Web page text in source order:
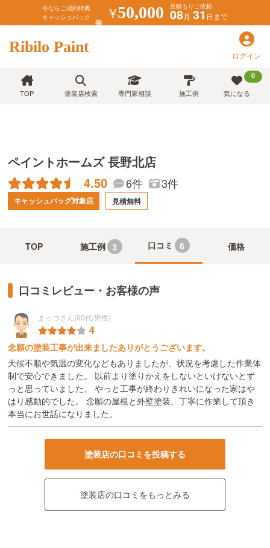
今ならご成約特典
キャッシュバック
￥50,000 見積もりご依頼
08月 31日まで
Ribilo Paint ログイン
TOP 塗装店検索 専門家相談 施工例
0
気になる
ペイントホームズ 長野北店
4.50 6件 3件
キャッシュバッグ対象店 見積無料
TOP 施工例 3 口コミ 6 価格
口コミレビュー・お客様の声
まっつさん(60代/男性)
4
念願の塗装工事が出来ましたありがとうございます。
天候不順や気温の変化などもありましたが、状況を考慮した作業体
制で安心できました。 以前より塗りかえをしないといけないとず
っと思っていました、 やっと工事が終わりきれいになった家はや
はり感動的でした。 念願の屋根と外壁塗装、丁寧に作業して頂き
本当にお世話になりました。
塗装店の口コミを投稿する
塗装店の口コミをもっとみる